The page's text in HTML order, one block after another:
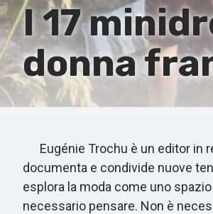
I 17
donna
Eugénie Trochu è un editor in
documenta e condivide nuove
esplora la moda come uno
necessario pensare. Non è